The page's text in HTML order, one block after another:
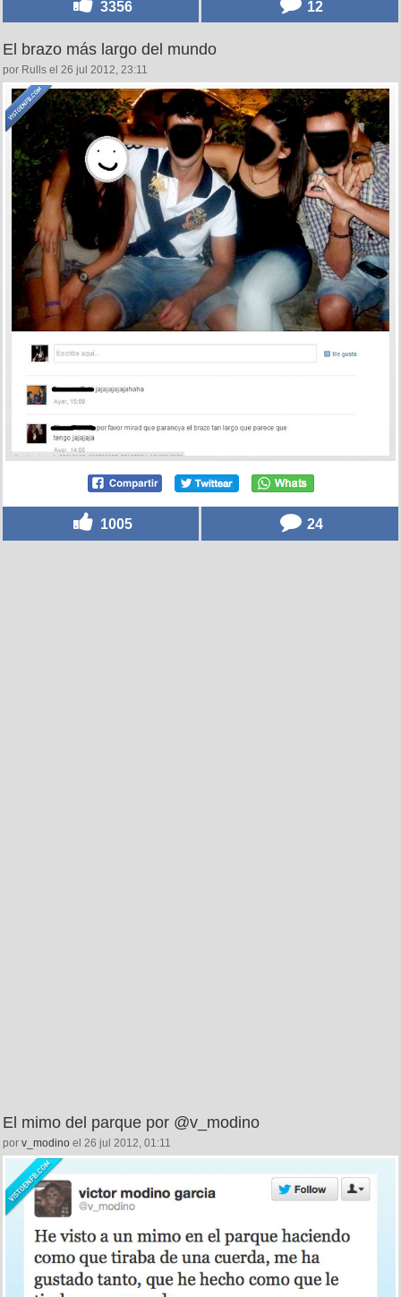
3356 12
El brazo más largo del mundo
por Rulls el 26 jul 2012, 23:11
1005 24
El mimo del parque por @v_modino
por v_modino el 26 jul 2012, 01:11